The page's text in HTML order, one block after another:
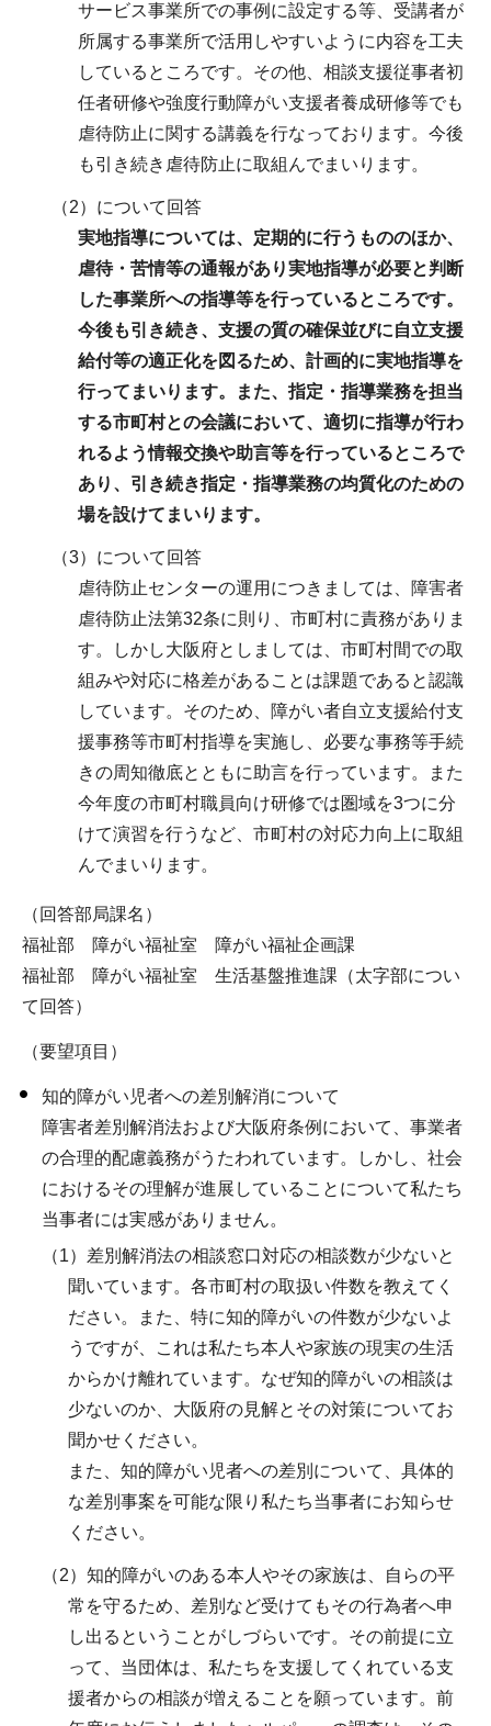
サービス事業所での事例に設定する等、受講者が
所属する事業所で活用しやすいように内容を工夫
しているところです。その他、相談支援従事者初
任者研修や強度行動障がい支援者養成研修等でも
虐待防止に関する講義を行なっております。今後
も引き続き虐待防止に取組んでまいります。
（2）について回答
実地指導については、定期的に行うもののほか、
虐待・苦情等の通報があり実地指導が必要と判断
した事業所への指導等を行っているところです。
今後も引き続き、支援の質の確保並びに自立支援
給付等の適正化を図るため、計画的に実地指導を
行ってまいります。また、指定・指導業務を担当
する市町村との会議において、適切に指導が行わ
れるよう情報交換や助言等を行っているところで
あり、引き続き指定・指導業務の均質化のための
場を設けてまいります。
（3）について回答
虐待防止センターの運用につきましては、障害者
虐待防止法第32条に則り、市町村に責務がありま
す。しかし大阪府としましては、市町村間での取
組みや対応に格差があることは課題であると認識
しています。そのため、障がい者自立支援給付支
援事務等市町村指導を実施し、必要な事務等手続
きの周知徹底とともに助言を行っています。また
今年度の市町村職員向け研修では圏域を3つに分
けて演習を行うなど、市町村の対応力向上に取組
んでまいります。
（回答部局課名）
福祉部 障がい福祉室 障がい福祉企画課
福祉部 障がい福祉室 生活基盤推進課（太字部につい
て回答）
（要望項目）
知的障がい児者への差別解消について
障害者差別解消法および大阪府条例において、事業者
の合理的配慮義務がうたわれています。しかし、社会
におけるその理解が進展していることについて私たち
当事者には実感がありません。
（1）差別解消法の相談窓口対応の相談数が少ないと
聞いています。各市町村の取扱い件数を教えてく
ださい。また、特に知的障がいの件数が少ないよ
うですが、これは私たち本人や家族の現実の生活
からかけ離れています。なぜ知的障がいの相談は
少ないのか、大阪府の見解とその対策についてお
聞かせください。
また、知的障がい児者への差別について、具体的
な差別事案を可能な限り私たち当事者にお知らせ
ください。
（2）知的障がいのある本人やその家族は、自らの平
常を守るため、差別など受けてもその行為者へ申
し出るということがしづらいです。その前提に立
って、当団体は、私たちを支援してくれている支
援者からの相談が増えることを願っています。前